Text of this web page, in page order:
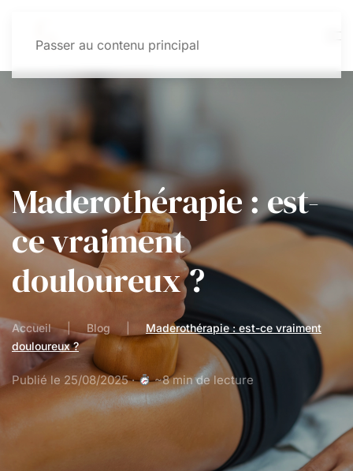
Passer au contenu principal
Maderothérapie : est-
ce vraiment
douloureux ?
Accueil Blog
Maderothérapie : est-ce vraiment
douloureux ?
Publié le 25/08/2025· ~8 min de lecture